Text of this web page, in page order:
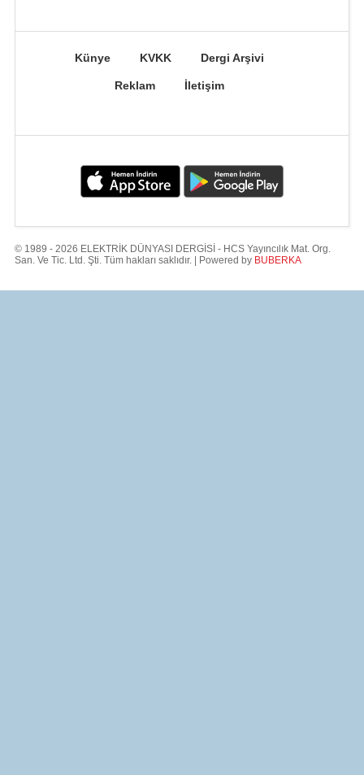
Künye KVKK Dergi Arşivi
Reklam İletişim
© 1989 - 2026 ELEKTRİK DÜNYASI DERGİSİ - HCS Yayıncılık Mat. Org.
San. Ve Tic. Ltd. Şti. Tüm hakları saklıdır. | Powered by BUBERKA